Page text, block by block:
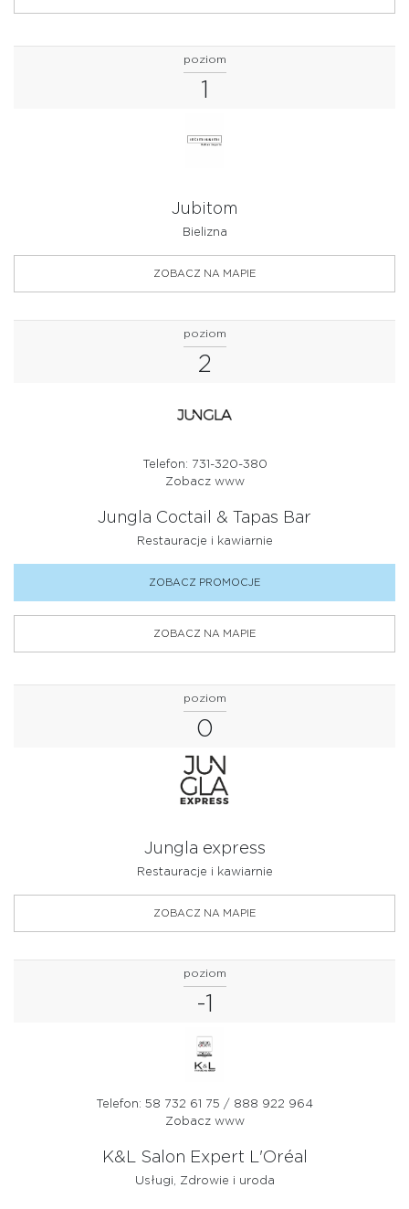
poziom
1
Jubitom
Bielizna
ZOBACZ NA MAPIE
poziom
2
Telefon: 731-320-380
Zobacz www
Jungla Coctail & Tapas Bar
Restauracje i kawiarnie
ZOBACZ PROMOCJE
ZOBACZ NA MAPIE
poziom
0
Jungla express
Restauracje i kawiarnie
ZOBACZ NA MAPIE
poziom
-1
Telefon: 58 732 61 75 / 888 922 964
Zobacz www
K&L Salon Expert L'Oréal
Usługi, Zdrowie i uroda